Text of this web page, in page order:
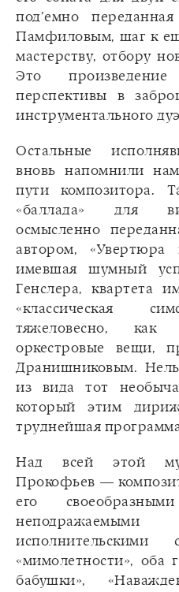
под’емно
Памфиловым, шаг к
мастерству, отбору
Это
перспективы в
инструментального
Остальные
вновь напомнили
пути композитора.
«баллада» для
осмысленно
автором, «Увертюра
имевшая шумный
Генслера, квартета
«классическая
тяжеловесно,
оркестровые вещи,
Дранишниковым.
из вида тот
который этим
труднейшая
Над всей этой
Прокофьев —
его
исполнительскими
«мимолетности», оба
бабушки»,